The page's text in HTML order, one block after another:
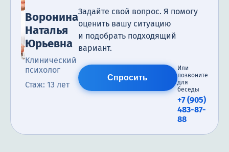
Воронина
Наталья
Юрьевна
Клинический
психолог
Стаж: 13 лет
Задайте свой вопрос. Я помогу
оценить вашу ситуацию
и подобрать подходящий
вариант.
Спросить
Или
позвоните
для
беседы
+7 (905)
483-87-
88